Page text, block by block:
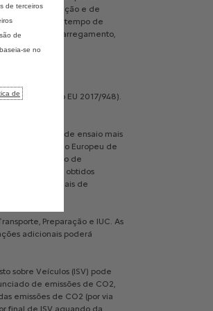
Tejadilho da cor da
De série
reais de utilização e de
tempo de
do
carregamento,
EU 2017/948).
de ensaio mais
Ciclo Europeu de
consumo de
obtidos
reais de
Preparação e IUC. As
adicionais poderá
sobre Veículos (ISV) pode
de emissões de CO2,
emissões de CO2 (por via
final de ISV aquando da
de terceiros
de
se no
de